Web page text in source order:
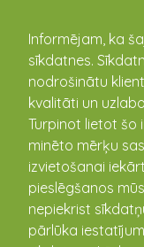
Informējam, ka
sīkdatnes.
nodrošinātu
kvalitāti un
Turpinot lietot šo
minēto mērķu
izvietošanai
pieslēgšanos
nepiekrist
pārlūka
kandava.lv